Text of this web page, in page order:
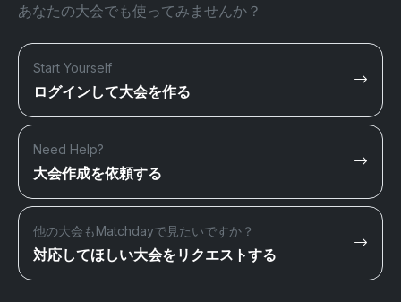
あなたの大会でも使ってみませんか？
Start Yourself
ログインして大会を作る
Need Help?
大会作成を依頼する
他の大会もMatchdayで見たいですか？
対応してほしい大会をリクエストする